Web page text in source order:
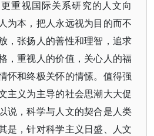
重视国际关系研究的人文向
为本，把人永远视为目的而不
，张扬人的善性和理智，追求
，重视人的价值，关心人的福
怀和终极关怀的情愫。值得强
主义为主导的社会思潮大大促
说，科学与人文的契合是人类
是，针对科学主义日盛、人文